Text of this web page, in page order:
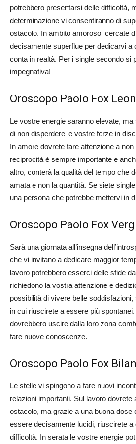
potrebbero presentarsi delle difficoltà,
determinazione vi consentiranno di
ostacolo. In ambito amoroso, cercate
decisamente superflue per dedicarvi a
conta in realtà. Per i single secondo si
impegnativa!
Oroscopo Paolo Fox
Le vostre energie saranno elevate,
di non disperdere le vostre forze in
In amore dovrete fare attenzione a
reciprocità è sempre importante e
altro, conterà la qualità del tempo che
amata e non la quantità. Se siete
una persona che potrebbe mettervi in
Oroscopo Paolo Fox
Sarà una giornata all’insegna
che vi invitano a dedicare maggior
lavoro potrebbero esserci delle sfide
richiedono la vostra attenzione e
possibilità di vivere belle
in cui riuscirete a essere più
dovrebbero uscire dalla loro zona
fare nuove conoscenze.
Oroscopo Paolo Fox
Le stelle vi spingono a fare nuovi
relazioni importanti. Sul lavoro dovrete
ostacolo, ma grazie a una buona dose
essere decisamente lucidi, riuscirete
difficoltà. In serata le vostre energie